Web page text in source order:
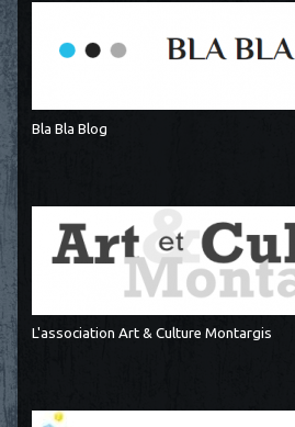
Bla Bla Blog
L'association Art & Culture Montargis